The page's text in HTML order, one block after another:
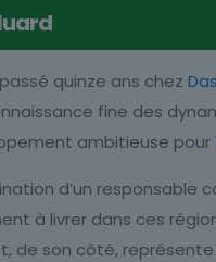
quinze ans chez
fine des
ambitieuse pour
d’un responsable
à livrer dans ces
de son côté,